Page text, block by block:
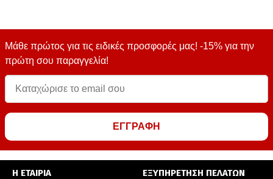
Μάθε πρώτος για τις ειδικές προσφορές μας! -15% για την
πρώτη σου παραγγελία!
ΕΓΓΡΑΦΗ
Η ΕΤΑΙΡΙΑ ΕΞΥΠΗΡΕΤΗΣΗ ΠΕΛΑΤΩΝ